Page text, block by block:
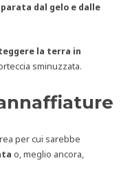
dal gelo e dalle
la terra in
sminuzzata.
per cui sarebbe
o, meglio ancora,